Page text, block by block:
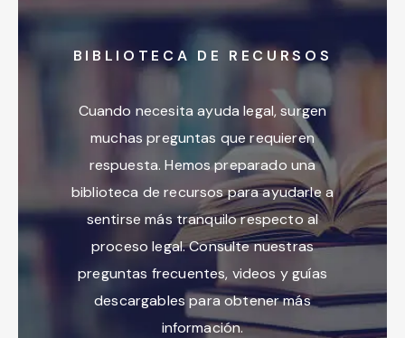
BIBLIOTECA DE RECURSOS
Cuando necesita ayuda legal, surgen
muchas preguntas que requieren
respuesta. Hemos preparado una
biblioteca de recursos para ayudarle a
sentirse más tranquilo respecto al
proceso legal. Consulte nuestras
preguntas frecuentes, videos y guías
descargables para obtener más
información.